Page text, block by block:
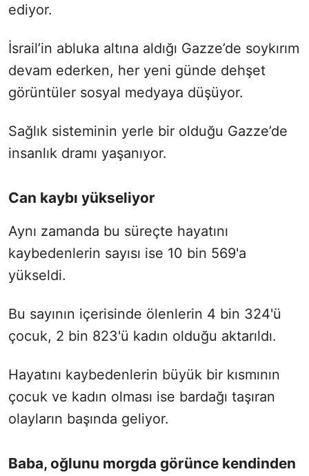
ediyor.
İsrail’in abluka altına aldığı Gazze’de soykırım
devam ederken, her yeni günde dehşet
görüntüler sosyal medyaya düşüyor.
Sağlık sisteminin yerle bir olduğu Gazze’de
insanlık dramı yaşanıyor.
Can kaybı yükseliyor
Aynı zamanda bu süreçte hayatını
kaybedenlerin sayısı ise 10 bin 569'a
yükseldi.
Bu sayının içerisinde ölenlerin 4 bin 324'ü
çocuk, 2 bin 823'ü kadın olduğu aktarıldı.
Hayatını kaybedenlerin büyük bir kısmının
çocuk ve kadın olması ise bardağı taşıran
olayların başında geliyor.
Baba, oğlunu morgda görünce kendinden